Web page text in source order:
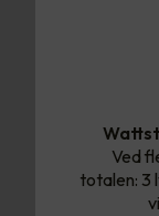
Ved
totalen: 3